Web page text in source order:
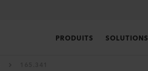
PRODUITS SOLUTIONS